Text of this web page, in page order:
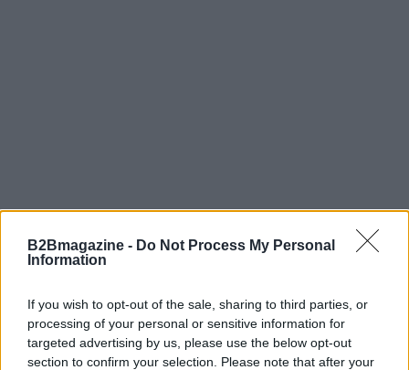
B2Bmagazine - Do Not Process My Personal
Information
If you wish to opt-out of the sale, sharing to third parties, or
processing of your personal or sensitive information for
targeted advertising by us, please use the below opt-out
section to confirm your selection. Please note that after your
Continua a leggere